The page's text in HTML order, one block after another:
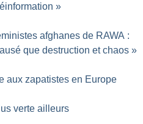
»
afghanes de RAWA :
que destruction et chaos »
aux zapatistes en Europe
verte ailleurs